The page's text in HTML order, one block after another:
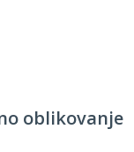
oblikovanje